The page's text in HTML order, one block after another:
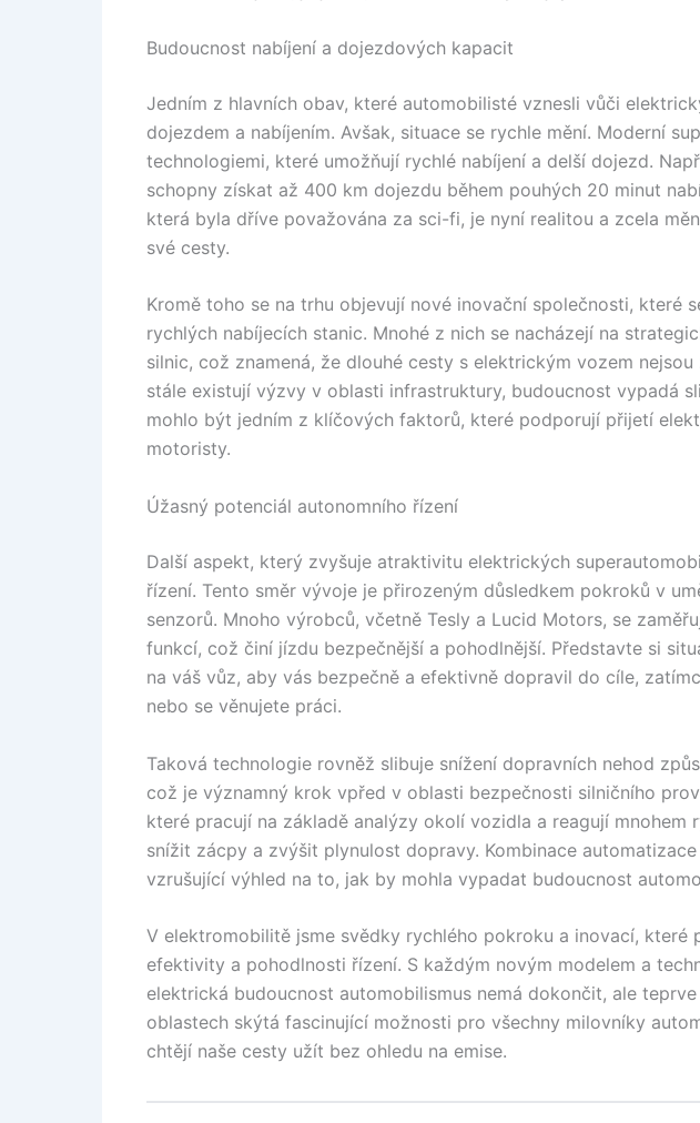
Budoucnost nabíjení a dojezdových kapacit
Jedním z hlavních obav, které automobilisté vznesli vůči
dojezdem a nabíjením. Avšak, situace se rychle mění. Moderní
technologiemi, které umožňují rychlé nabíjení a delší dojezd.
schopny získat až 400 km dojezdu během pouhých 20 minut
která byla dříve považována za sci-fi, je nyní realitou a zcela
své cesty.
Kromě toho se na trhu objevují nové inovační společnosti, které
rychlých nabíjecích stanic. Mnohé z nich se nacházejí na
silnic, což znamená, že dlouhé cesty s elektrickým vozem
stále existují výzvy v oblasti infrastruktury, budoucnost vypadá
mohlo být jedním z klíčových faktorů, které podporují přijetí
motoristy.
Úžasný potenciál autonomního řízení
Další aspekt, který zvyšuje atraktivitu elektrických
řízení. Tento směr vývoje je přirozeným důsledkem pokroků v
senzorů. Mnoho výrobců, včetně Tesly a Lucid Motors, se
funkcí, což činí jízdu bezpečnější a pohodlnější. Představte si
na váš vůz, aby vás bezpečně a efektivně dopravil do cíle,
nebo se věnujete práci.
Taková technologie rovněž slibuje snížení dopravních nehod
což je významný krok vpřed v oblasti bezpečnosti silničního
které pracují na základě analýzy okolí vozidla a reagují mnohem
snížit zácpy a zvýšit plynulost dopravy. Kombinace
vzrušující výhled na to, jak by mohla vypadat budoucnost
V elektromobilitě jsme svědky rychlého pokroku a inovací, které
efektivity a pohodlnosti řízení. S každým novým modelem a
elektrická budoucnost automobilismus nemá dokončit, ale
oblastech skýtá fascinující možnosti pro všechny milovníky
chtějí naše cesty užít bez ohledu na emise.